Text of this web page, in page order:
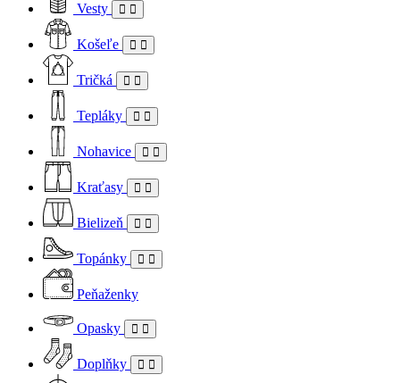
Vesty
Košeľe
Tričká
Tepláky
Nohavice
Kraťasy
Bielizeň
Topánky
Peňaženky
Opasky
Doplňky